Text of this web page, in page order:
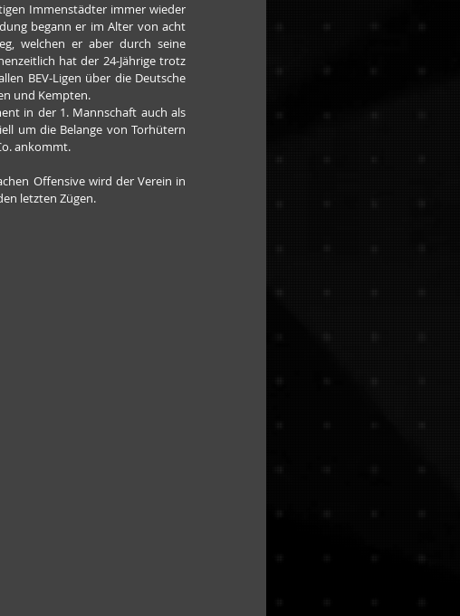
Immenstädter immer wieder
begann er im Alter von acht
welchen er aber durch seine
hat der 24-Jährige trotz
BEV-Ligen über die Deutsche
und Kempten.
in der 1. Mannschaft auch als
um die Belange von Torhütern
ankommt.
Offensive wird der Verein in
letzten Zügen.